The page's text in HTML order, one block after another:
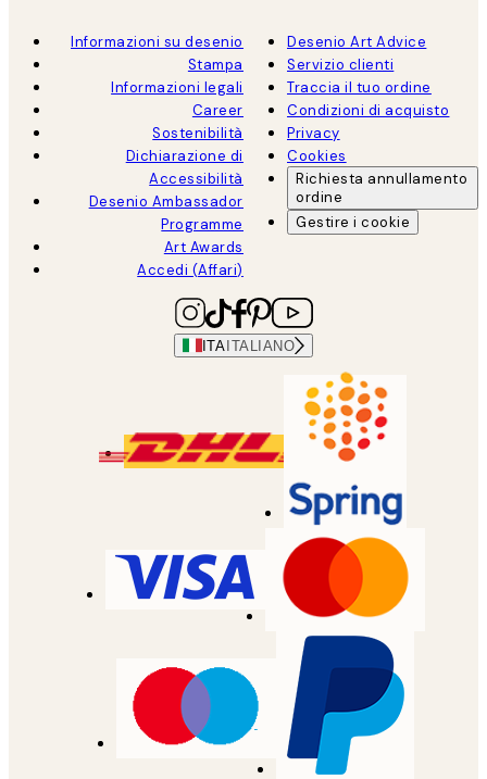
Informazioni su desenio
Stampa
Informazioni legali
Career
Sostenibilità
Dichiarazione di
Accessibilità
Desenio Ambassador
Programme
Art Awards
Accedi (Affari)
Desenio Art Advice
Servizio clienti
Traccia il tuo ordine
Condizioni di acquisto
Privacy
Cookies
Richiesta annullamento
ordine
Gestire i cookie
ITAITALIANO